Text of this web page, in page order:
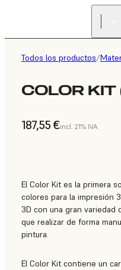
Todos los productos/
COLOR KIT
187,55 €incl. 21% IVA
El Color Kit es la primera
colores para la impresión
3D con una gran
que realizar de forma
pintura.
El Color Kit contiene un